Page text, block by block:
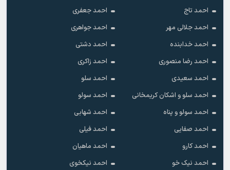
احمد تاج
احمد جعفری
احمد جلالی مهر
احمد جواهری
احمد خدابنده
احمد دشتی
احمد رضا منصوری
احمد زاکری
احمد سعیدی
احمد سلو
احمد سلو و اشکان کریمخانی
احمد سولو
احمد سولو و پناه
احمد شهابی
احمد صفایی
احمد فیلی
احمد کارو
احمد ماهیان
احمد نیک خو
احمد نیکخوی